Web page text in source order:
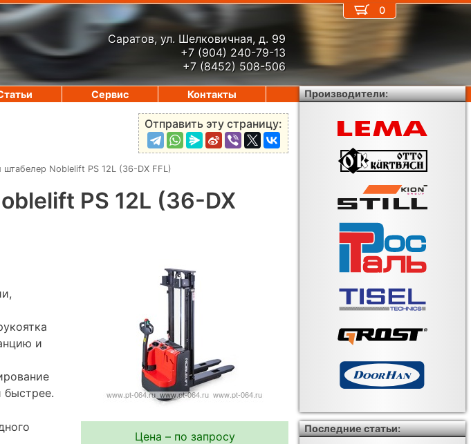
Саратов, ул. Шелковичная, д. 99
+7 (904) 240-79-13
+7 (8452) 508-506
Отправить эту страницу:
Noblelift PS 12L (36-DX FFL)
PS 12L (36-DX
Цена – по запросу
и
быстрее.
0
Сервис Контакты Производители:
Последние статьи: